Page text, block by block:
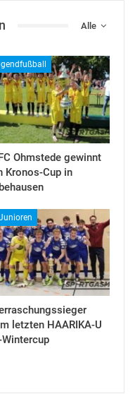
Alle
Ohmstede gewinnt
Kronos-Cup in
letzten HAARIKA-U